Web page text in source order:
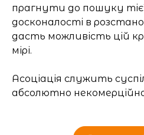
прагнути до пошуку
досконалості в
дасть можливість цій
мірі.
Асоціація служить
абсолютно